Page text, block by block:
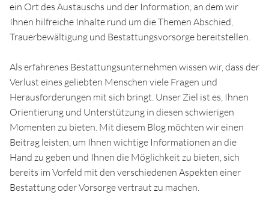
ein Ort des Austauschs und der Information, an dem wir
Ihnen hilfreiche Inhalte rund um die Themen Abschied,
Trauerbewältigung und Bestattungsvorsorge bereitstellen.
Als erfahrenes Bestattungsunternehmen wissen wir, dass der
Verlust eines geliebten Menschen viele Fragen und
Herausforderungen mit sich bringt. Unser Ziel ist es, Ihnen
Orientierung und Unterstützung in diesen schwierigen
Momenten zu bieten. Mit diesem Blog möchten wir einen
Beitrag leisten, um Ihnen wichtige Informationen an die
Hand zu geben und Ihnen die Möglichkeit zu bieten, sich
bereits im Vorfeld mit den verschiedenen Aspekten einer
Bestattung oder Vorsorge vertraut zu machen.